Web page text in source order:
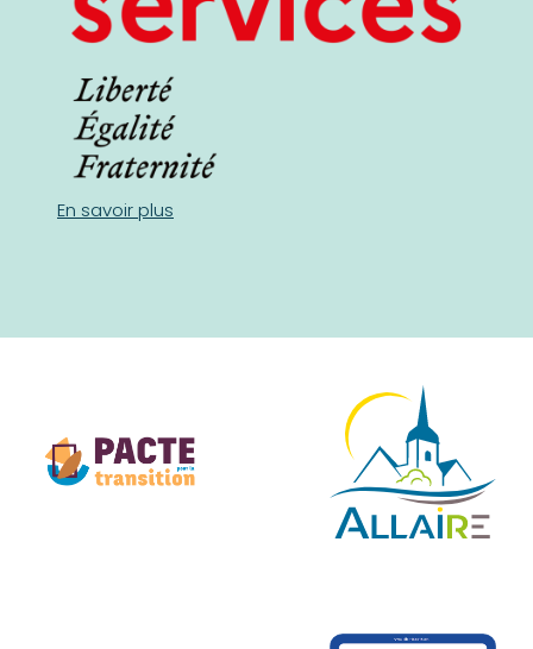
En savoir plus